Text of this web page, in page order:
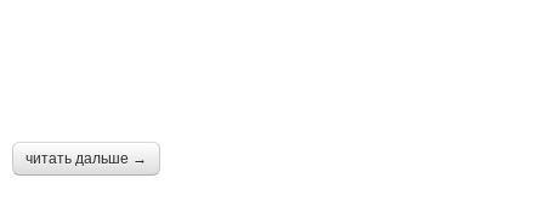
читать дальше →